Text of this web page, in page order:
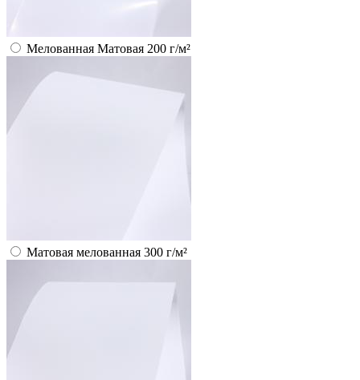
Мелованная Матовая 200 г/м²
Матовая мелованная 300 г/м²